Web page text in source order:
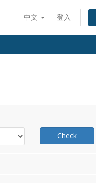
中文 登入
Check